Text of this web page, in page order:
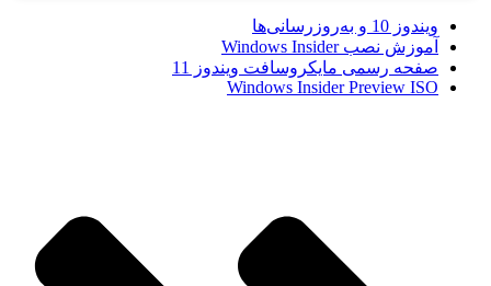
ویندوز 10 و به‌روزرسانی‌ها
آموزش نصب Windows Insider
صفحه رسمی مایکروسافت ویندوز 11
Windows Insider Preview ISO